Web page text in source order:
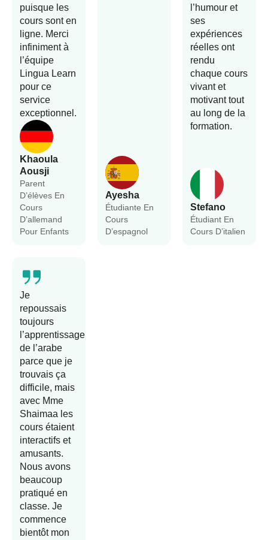
Khaoula
Aousji
Parent
D’élèves En
Cours
D’allemand
Pour Enfants
puisque les
cours sont en
ligne. Merci
infiniment à
l’équipe
Lingua Learn
pour ce
service
exceptionnel.
Ayesha
Étudiante En
Cours
D’espagnol
Stefano
Étudiant En
Cours D’italien
l’humour et
ses
expériences
réelles ont
rendu
chaque cours
vivant et
motivant tout
au long de la
formation.
Je
repoussais
toujours
l’apprentissage
de l’arabe
parce que je
trouvais ça
difficile, mais
avec Mme
Shaimaa les
cours étaient
interactifs et
amusants.
Nous avons
beaucoup
pratiqué en
classe. Je
commence
bientôt mon